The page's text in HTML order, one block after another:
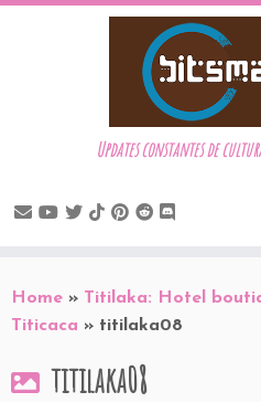
to
content
Updates constantes de
Home » Titilaka: Hotel
Titicaca » titilaka08
titilaka08